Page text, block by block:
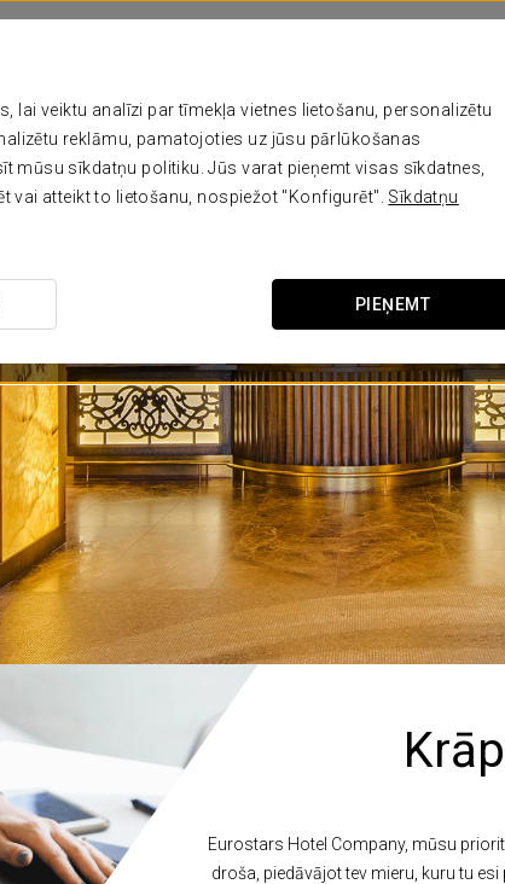
lai veiktu analīzi par tīmekļa vietnes lietošanu, personalizētu
reklāmu, pamatojoties uz jūsu pārlūkošanas
mūsu sīkdatņu politiku. Jūs varat pieņemt visas sīkdatnes,
vai atteikt to lietošanu, nospiežot "Konfigurēt". Sīkdatņu
PIEŅEMT
Viesnīca Galerija
Eurostars Hotel Company, mūsu
droša, piedāvājot tev mieru, kuru tu